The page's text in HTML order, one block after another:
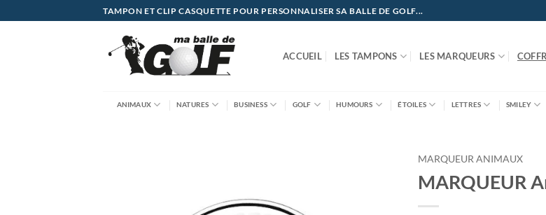
au
TAMPON ET CLIP CASQUETTE POUR PERSONNALISER SA BALLE DE GOLF...
ACCUEIL LES TAMPONS LES MARQUEURS
ANIMAUX NATURES BUSINESS GOLF HUMOURS ÉTOILES LETTRES SMILEY
MARQUEUR ANIMAUX
MARQUEUR